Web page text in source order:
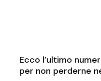
Ecco l’ultimo
per non perderne